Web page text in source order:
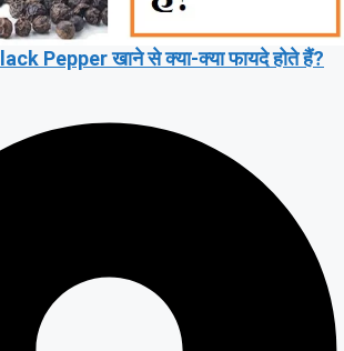
Pepper खाने से क्या-क्या फायदे होते हैं?